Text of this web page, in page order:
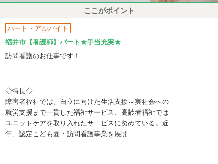
ここがポイント
パート・アルバイト
福井市【看護師】パート★手当充実★
訪問看護のお仕事です！
◇特長◇
障害者福祉では、自立に向けた生活支援～実社会への
就労支援まで一貫した福祉サービス、高齢者福祉では
ユニットケアを取り入れたサービスに努めている。近
年、認定こども園・訪問看護事業を展開